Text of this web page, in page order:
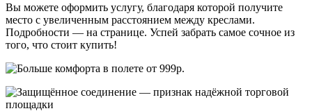
Вы можете оформить услугу, благодаря которой получите
место с увеличенным расстоянием между креслами.
Подробности — на странице. Успей забрать самое сочное из
того, что стоит купить!